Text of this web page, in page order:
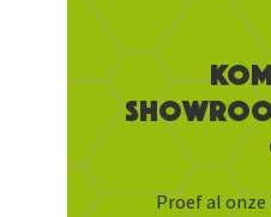
Proef al